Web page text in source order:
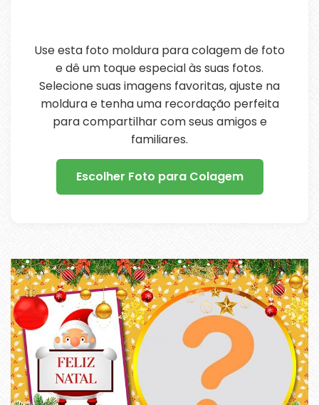
Use esta foto moldura para colagem de foto
e dê um toque especial às suas fotos.
Selecione suas imagens favoritas, ajuste na
moldura e tenha uma recordação perfeita
para compartilhar com seus amigos e
familiares.
Escolher Foto para Colagem